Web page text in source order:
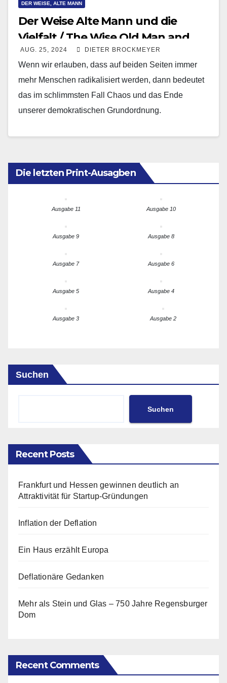
DER WEISE, ALTE MANN
Der Weise Alte Mann und die
Vielfalt / The Wise Old Man and
Diversity
AUG. 25, 2024 DIETER BROCKMEYER
Wenn wir erlauben, dass auf beiden Seiten immer
mehr Menschen radikalisiert werden, dann bedeutet
das im schlimmsten Fall Chaos und das Ende
unserer demokratischen Grundordnung.
Die letzten Print-Ausagben
Ausgabe 11 Ausgabe 10
Ausgabe 9 Ausgabe 8
Ausgabe 7 Ausgabe 6
Ausgabe 5 Ausgabe 4
Ausgabe 3 Ausgabe 2
Suchen
Suchen
Recent Posts
Frankfurt und Hessen gewinnen deutlich an
Attraktivität für Startup-Gründungen
Inflation der Deflation
Ein Haus erzählt Europa
Deflationäre Gedanken
Mehr als Stein und Glas – 750 Jahre Regensburger
Dom
Recent Comments